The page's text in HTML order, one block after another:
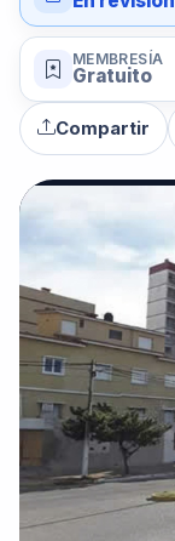
MEMBRESÍA
Gratuito
Compartir